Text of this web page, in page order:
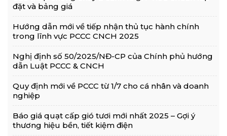
đặt và bảng giá
Hướng dẫn mới về tiếp nhận thủ tục hành chính
trong lĩnh vực PCCC CNCH 2025
Nghị định số 50/2025/NĐ-CP của Chính phủ hướng
dẫn Luật PCCC & CNCH
Quy định mới về PCCC từ 1/7 cho cá nhân và doanh
nghiệp
Báo giá quạt cấp gió tươi mới nhất 2025 – Gợi ý
thương hiệu bền, tiết kiệm điện